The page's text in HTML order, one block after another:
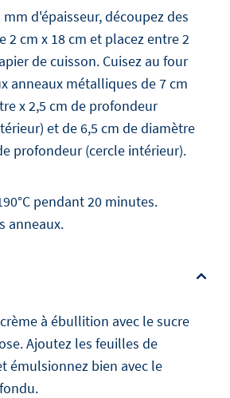
mm d'épaisseur, découpez des
2 cm x 18 cm et placez entre 2
de cuisson. Cuisez au four
anneaux métalliques de 7 cm
x 2,5 cm de profondeur
et de 6,5 cm de diamètre
profondeur (cercle intérieur).
pendant 20 minutes.
anneaux.
à ébullition avec le sucre
Ajoutez les feuilles de
émulsionnez bien avec le